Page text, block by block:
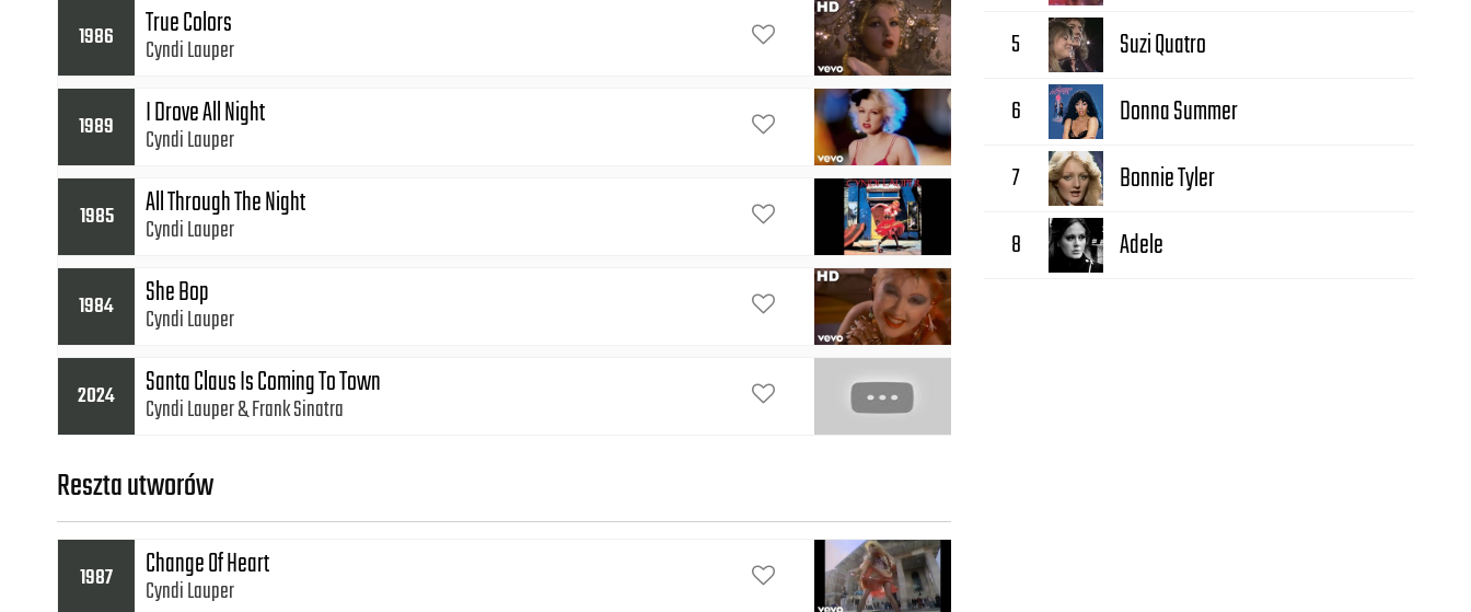
1986 True Colors
Cyndi Lauper
1989 I Drove All Night
Cyndi Lauper
1985 All Through The Night
Cyndi Lauper
1984 She Bop
Cyndi Lauper
2024 Santa Claus Is Coming To Town
Cyndi Lauper Frank Sinatra
Reszta utworów
1987 Change Of Heart
Cyndi Lauper
5 Suzi Quatro
6 Donna Summer
7 Bonnie Tyler
8 Adele